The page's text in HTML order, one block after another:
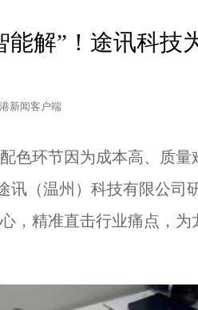
能解”！途讯科技
新闻客户端
环节因为成本高、质量
讯（温州）科技有限公司
，精准直击行业痛点，